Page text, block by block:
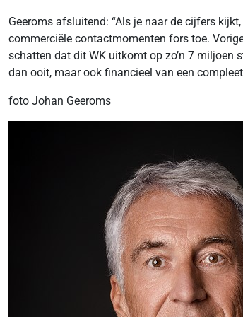
Geeroms afsluitend: “Als je naar de cijfers
commerciële contactmomenten fors toe.
schatten dat dit WK uitkomt op zo’n 7 miljoen
dan ooit, maar ook financieel van een compleet
foto Johan Geeroms